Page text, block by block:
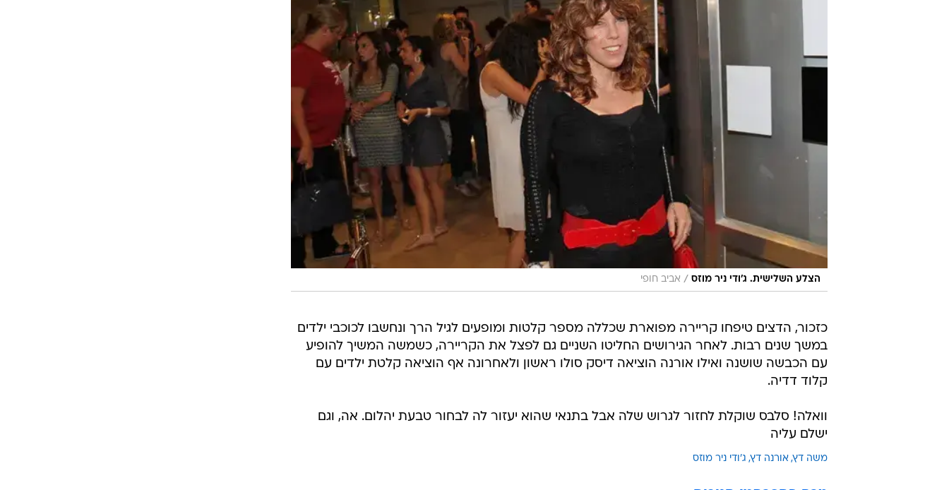
הצלע השלישית. ג'ודי ניר מוזס / אביב חופי
כזכור, הדצים טיפחו קריירה מפוארת שכללה מספר קלטות ומופעים לגיל הרך ונחשבו לכוכבי ילדים
במשך שנים רבות. לאחר הגירושים החליטו השניים גם לפצל את הקריירה, כשמשה המשיך להופיע
עם הכבשה שושנה ואילו אורנה הוציאה דיסק סולו ראשון ולאחרונה אף הוציאה קלטת ילדים עם
קלוד דדיה.
וואלה! סלבס שוקלת לחזור לגרוש שלה אבל בתנאי שהוא יעזור לה לבחור טבעת יהלום. אה, וגם
ישלם עליה
משה דץ אורנה דץ ג'ודי ניר מוזס